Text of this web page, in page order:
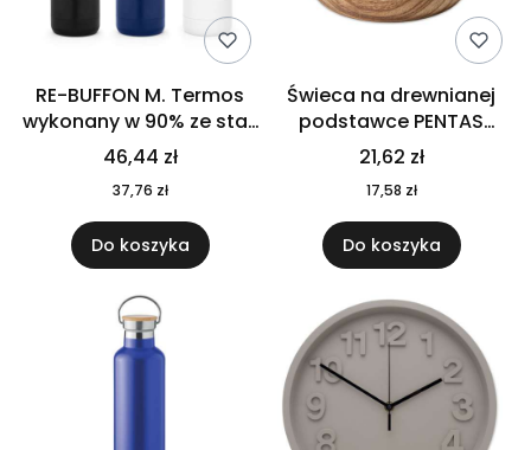
RE-BUFFON M. Termos
wykonany w 90% ze stali
nierdzewnej
pochodzącej z
recyklingu 520 ml 94294
46,44 zł
37,76 zł
Do koszyka
Świeca na drewnianej
podstawce PENTAS
MO6282-40
21,62 zł
17,58 zł
Do koszyka